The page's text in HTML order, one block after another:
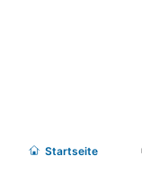
Startseite